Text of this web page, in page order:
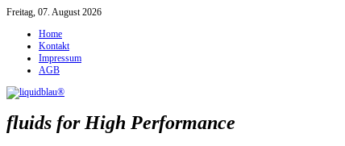
Freitag, 07. August 2026
Home
Kontakt
Impressum
AGB
fluids for High Performance